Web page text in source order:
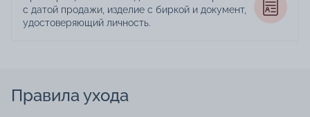
с датой продажи, изделие с биркой и документ,
удостоверяющий личность.
Правила ухода